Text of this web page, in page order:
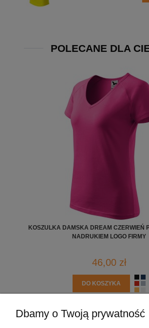
POLECANE DLA
KOSZULKA DAMSKA DREAM CZERWIEŃ
NADRUKIEM LOGO FIRMY
46,00 zł
DO KOSZYKA
Dbamy o Twoją prywatność